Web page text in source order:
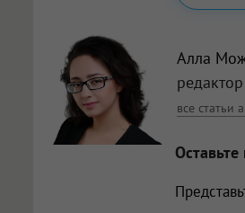
Алла
редактор
все статьи